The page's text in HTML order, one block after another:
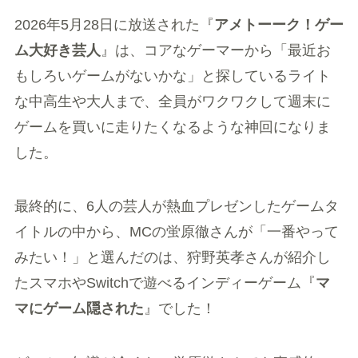
2026年5月28日に放送された『アメトーーク！ゲー
ム大好き芸人 』は、コアなゲーマーから「最近お
もしろいゲームがないかな」と探しているライト
な中高生や大人まで、全員がワクワクして週末に
ゲームを買いに走りたくなるような神回になりま
した。
最終的に、6人の芸人が熱血プレゼンしたゲームタ
イトルの中から、MCの蛍原徹さんが「一番やって
みたい！」と選んだのは、狩野英孝さんが紹介し
たスマホやSwitchで遊べるインディーゲーム『マ
マにゲーム隠された』でした！